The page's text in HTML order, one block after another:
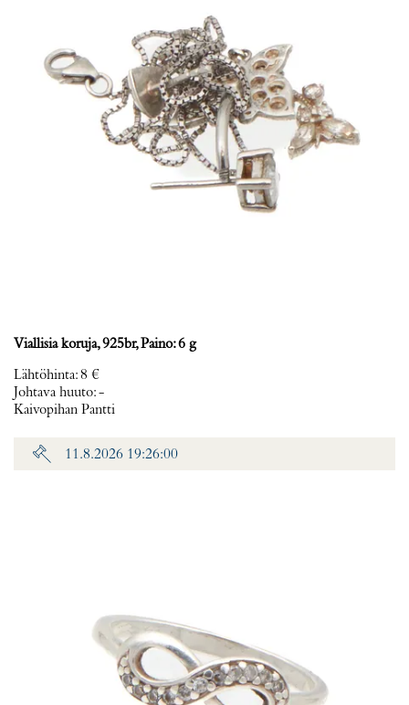
Viallisia koruja, 925br, Paino: 6 g
Lähtöhinta:8 €
Johtava huuto:-
Kaivopihan Pantti
11.8.2026 19:26:00